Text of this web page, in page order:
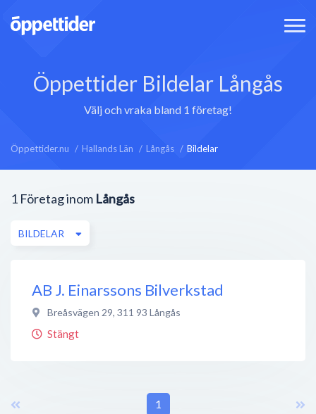
Öppettider Bildelar Långås
Välj och vraka bland 1 företag!
Öppettider.nu Hallands Län Långås Bildelar
1 Företag inom Långås
BILDELAR
AB J. Einarssons Bilverkstad
Breåsvägen 29, 311 93 Långås
Stängt
1